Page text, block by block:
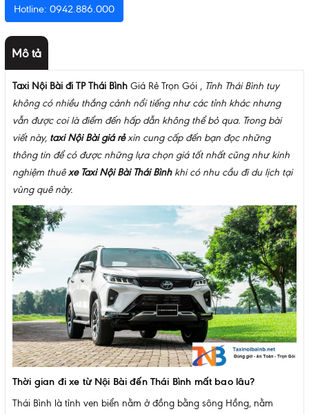
Hotline: 0942.886.000
Mô tả
Taxi Nội Bài đi TP Thái Bình Giá Rẻ Trọn Gói , Tỉnh Thái Bình tuy
không có nhiều thắng cảnh nổi tiếng như các tỉnh khác nhưng
vẫn được coi là điểm đến hấp dẫn không thể bỏ qua. Trong bài
viết này, taxi Nội Bài giá rẻxin cung cấp đến bạn đọc những
thông tin để có được những lựa chọn giá tốt nhất cũng như kinh
nghiệm thuêxe Taxi Nội Bài Thái Bìnhkhi có nhu cầu đi du lịch tại
vùng quê này.
Thời gian đi xe từ Nội Bài đến Thái Bình mất bao lâu?
Thái Bình là tỉnh ven biển nằm ở đồng bằng sông Hồng, nằm